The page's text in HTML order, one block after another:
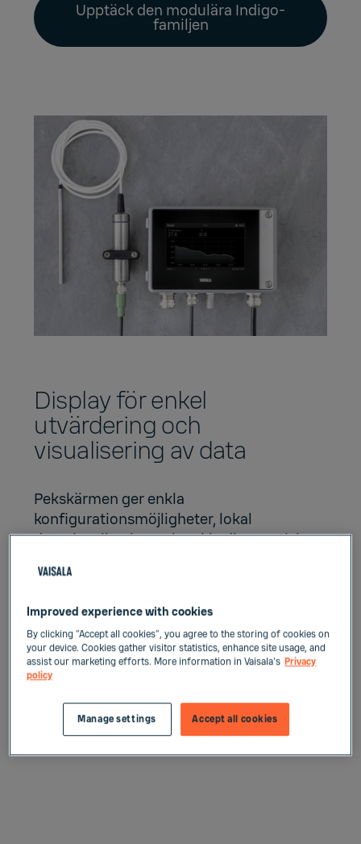
Upptäck den modulära Indigo-
familjen
Display för enkel
utvärdering och
visualisering av data
Pekskärmen ger enkla
konfigurationsmöjligheter, lokal
datavisualisering och enkla diagnostiska
samtidigt som du inspekterar
data från trendvyn och använd
händelseloggen för att undersöka
processfel. Lokal datalagring i
transmittern är användbart i de fall
där automationssystem inte arkiverar
Improved experience with cookies
By clicking “Accept all cookies”, you agree to the storing of cookies on
your device. Cookies gather visitor statistics, enhance site usage, and
assist our marketing efforts. More information in Vaisala's Privacy
policy
Accept all cookies
Manage settings